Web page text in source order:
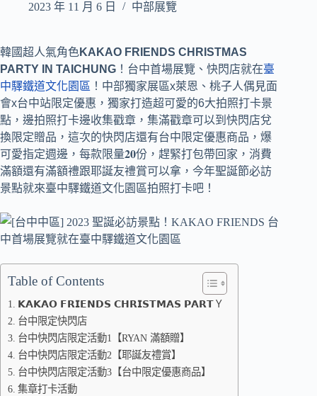
2023 年 11 月 6 日 中部展覽
韓國超人氣角色KAKAO FRIENDS CHRISTMAS
PARTY IN TAICHUNG ！台中首場展覽、快閃店就在臺
中驛鐵道文化園區 ！中部獨家展區x萊恩、桃子人偶見面
會x台中站限定優惠，獨家打造超可愛的6大拍照打卡景
點，邊拍照打卡邊收集戳章，集滿戳章可以到快閃店兌
換限定贈品，這次的快閃店還有台中限定優惠商品，爆
可愛指定週邊，每款限量𝟐𝟎份，趕緊打包帶回家，消費
滿額還有滿額禮跟耶誕友禮賞可以拿，今年聖誕節必訪
景點就來臺中驛鐵道文化園區拍照打卡吧！
Table of Contents
𝗞𝗔𝗞𝗔𝗢 𝗙𝗥𝗜𝗘𝗡𝗗𝗦 𝗖𝗛𝗥𝗜𝗦𝗧𝗠𝗔𝗦 𝗣𝗔𝗥𝗧Ｙ
台中限定快閃店
台中快閃店限定活動1【RYAN 滿額贈】
台中快閃店限定活動2【耶誕友禮賞】
台中快閃店限定活動3【台中限定優惠商品】
集章打卡活動